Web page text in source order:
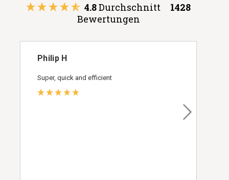
4.8Durchschnitt
1428
Bewertungen
Philip H
Super, quick and efficient